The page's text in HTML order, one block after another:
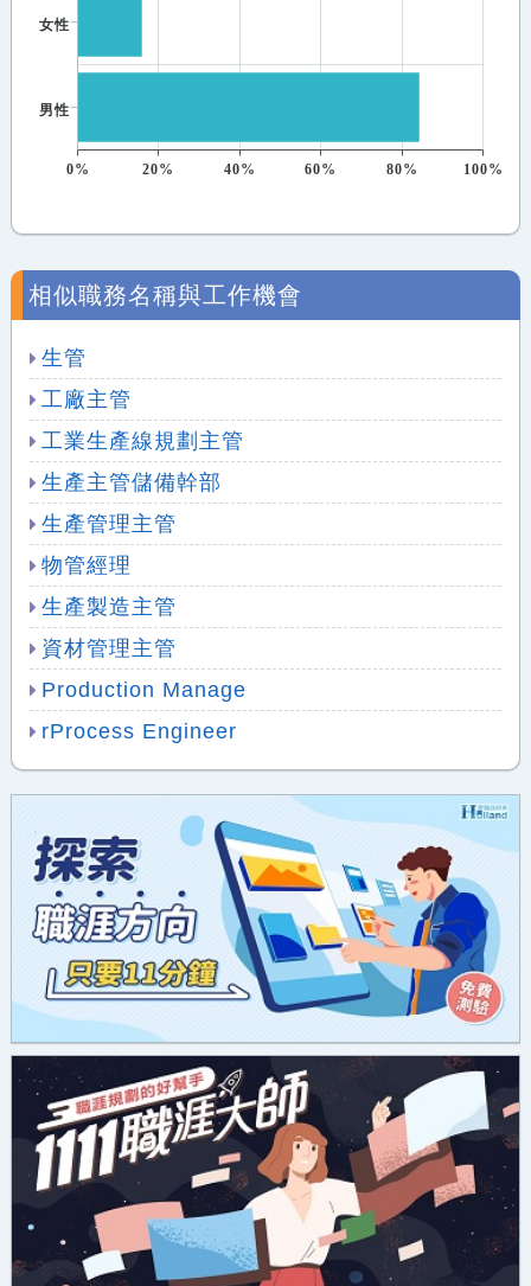
女性
男性
0% 20% 40% 60% 80% 100%
相似職務名稱與工作機會
生管
工廠主管
工業生產線規劃主管
生產主管儲備幹部
生產管理主管
物管經理
生產製造主管
資材管理主管
Production Manage
rProcess Engineer